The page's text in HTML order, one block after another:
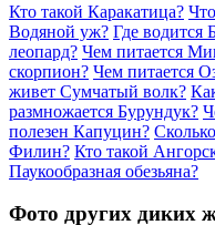
Кто такой Каракатица?
Водяной уж? Где водится
леопард? Чем питается
скорпион? Чем питается
живет Сумчатый волк?
размножается Бурундук?
полезен Капуцин?
Филин? Кто такой
Паукообразная обезьяна?
Фото других диких